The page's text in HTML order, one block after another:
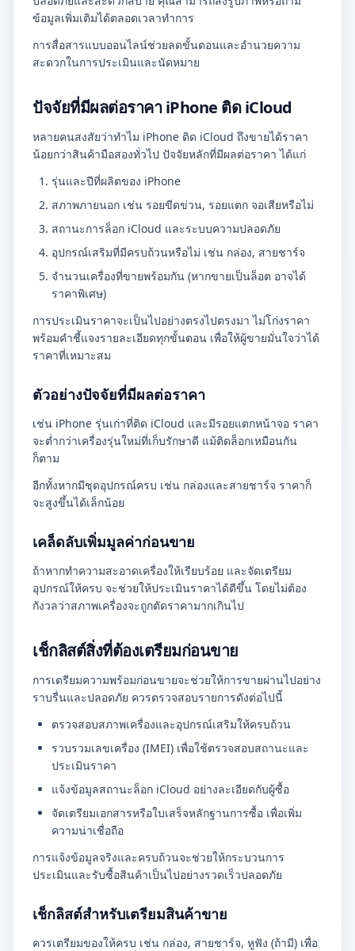
ข้อมูลเพิ่มเติมได้ตลอดเวลาทำการ
การสื่อสารแบบออนไลน์ช่วยลดขั้นตอนและอำนวยความ
สะดวกในการประเมินและนัดหมาย
ปัจจัยที่มีผลต่อราคา iPhone ติด iCloud
หลายคนสงสัยว่าทำไม iPhone ติด iCloud ถึงขายได้ราคา
น้อยกว่าสินค้ามือสองทั่วไป ปัจจัยหลักที่มีผลต่อราคา ได้แก่
รุ่นและปีที่ผลิตของ iPhone
สภาพภายนอก เช่น รอยขีดข่วน, รอยแตก จอเสียหรือไม่
สถานะการล็อก iCloud และระบบความปลอดภัย
อุปกรณ์เสริมที่มีครบถ้วนหรือไม่ เช่น กล่อง, สายชาร์จ
จำนวนเครื่องที่ขายพร้อมกัน (หากขายเป็นล็อต อาจได้
ราคาพิเศษ)
การประเมินราคาจะเป็นไปอย่างตรงไปตรงมา ไม่โก่งราคา
พร้อมคำชี้แจงรายละเอียดทุกขั้นตอน เพื่อให้ผู้ขายมั่นใจว่าได้
ราคาที่เหมาะสม
ตัวอย่างปัจจัยที่มีผลต่อราคา
เช่น iPhone รุ่นเก่าที่ติด iCloud และมีรอยแตกหน้าจอ ราคา
จะต่ำกว่าเครื่องรุ่นใหม่ที่เก็บรักษาดี แม้ติดล็อกเหมือนกัน
ก็ตาม
อีกทั้งหากมีชุดอุปกรณ์ครบ เช่น กล่องและสายชาร์จ ราคาก็
จะสูงขึ้นได้เล็กน้อย
เคล็ดลับเพิ่มมูลค่าก่อนขาย
ถ้าหากทำความสะอาดเครื่องให้เรียบร้อย และจัดเตรียม
อุปกรณ์ให้ครบ จะช่วยให้ประเมินราคาได้ดีขึ้น โดยไม่ต้อง
กังวลว่าสภาพเครื่องจะถูกตัดราคามากเกินไป
เช็กลิสต์สิ่งที่ต้องเตรียมก่อนขาย
การเตรียมความพร้อมก่อนขายจะช่วยให้การขายผ่านไปอย่าง
ราบรื่นและปลอดภัย ควรตรวจสอบรายการดังต่อไปนี้
ตรวจสอบสภาพเครื่องและอุปกรณ์เสริมให้ครบถ้วน
รวบรวมเลขเครื่อง (IMEI) เพื่อใช้ตรวจสอบสถานะและ
ประเมินราคา
แจ้งข้อมูลสถานะล็อก iCloud อย่างละเอียดกับผู้ซื้อ
จัดเตรียมเอกสารหรือใบเสร็จหลักฐานการซื้อ เพื่อเพิ่ม
ความน่าเชื่อถือ
การแจ้งข้อมูลจริงและครบถ้วนจะช่วยให้กระบวนการ
ประเมินและรับซื้อสินค้าเป็นไปอย่างรวดเร็วปลอดภัย
เช็กลิสต์สำหรับเตรียมสินค้าขาย
ควรเตรียมของให้ครบ เช่น กล่อง, สายชาร์จ, หูฟัง (ถ้ามี) เพื่อ